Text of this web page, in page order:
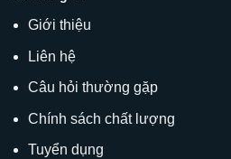
Giới thiệu
Liên hệ
Câu hỏi thường gặp
Chính sách chất lượng
Tuyển dụng